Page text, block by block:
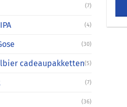
(7)
(4)
(30)
cadeaupakketten(5)
(7)
(36)